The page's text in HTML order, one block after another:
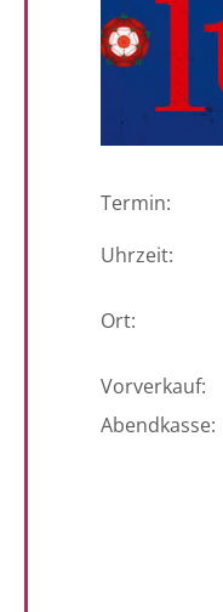
Termin:
Uhrzeit:
Ort:
Vorverkauf:
Abendkasse: